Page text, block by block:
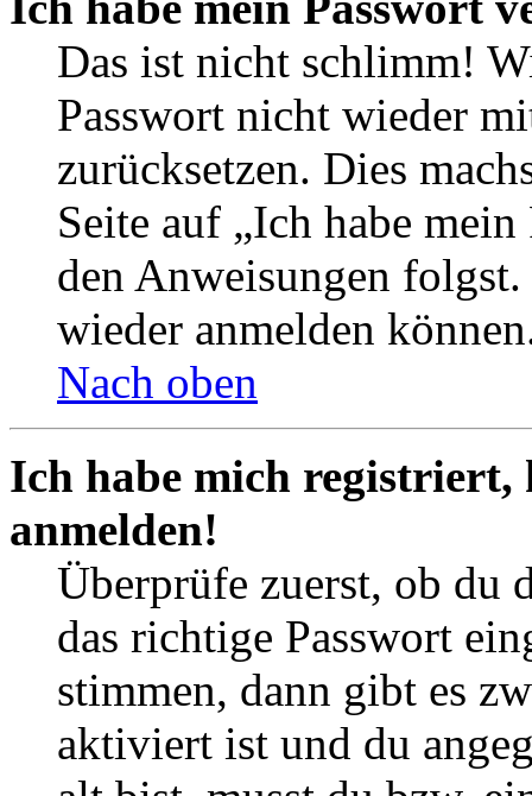
Das ist nicht schlimm!
Passwort nicht wieder
zurücksetzen. Dies
Seite auf „Ich habe
den Anweisungen
wieder anmelden
Nach oben
Ich habe mich
anmelden!
Überprüfe zuerst, ob du
das richtige Passwort
stimmen, dann gibt es
aktiviert ist und du